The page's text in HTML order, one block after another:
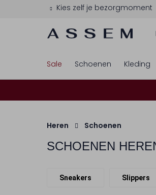
Kies zelf je bezorgmoment
Sale Schoenen Kleding
Heren Schoenen
SCHOENEN
Sneakers Slippers